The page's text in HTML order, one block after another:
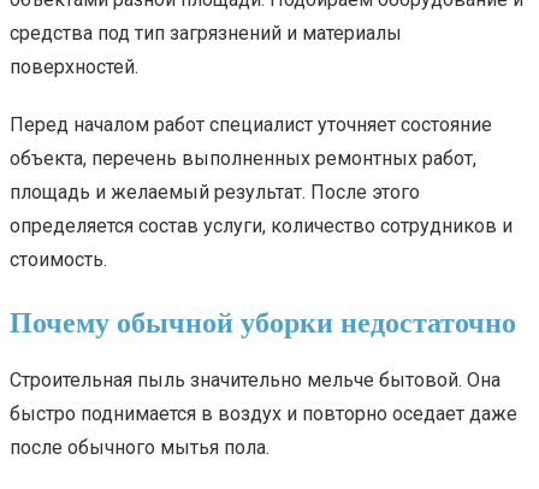
средства под тип загрязнений и материалы
поверхностей.
Перед началом работ специалист уточняет состояние
объекта, перечень выполненных ремонтных работ,
площадь и желаемый результат. После этого
определяется состав услуги, количество сотрудников и
стоимость.
Почему обычной уборки недостаточно
Строительная пыль значительно мельче бытовой. Она
быстро поднимается в воздух и повторно оседает даже
после обычного мытья пола.